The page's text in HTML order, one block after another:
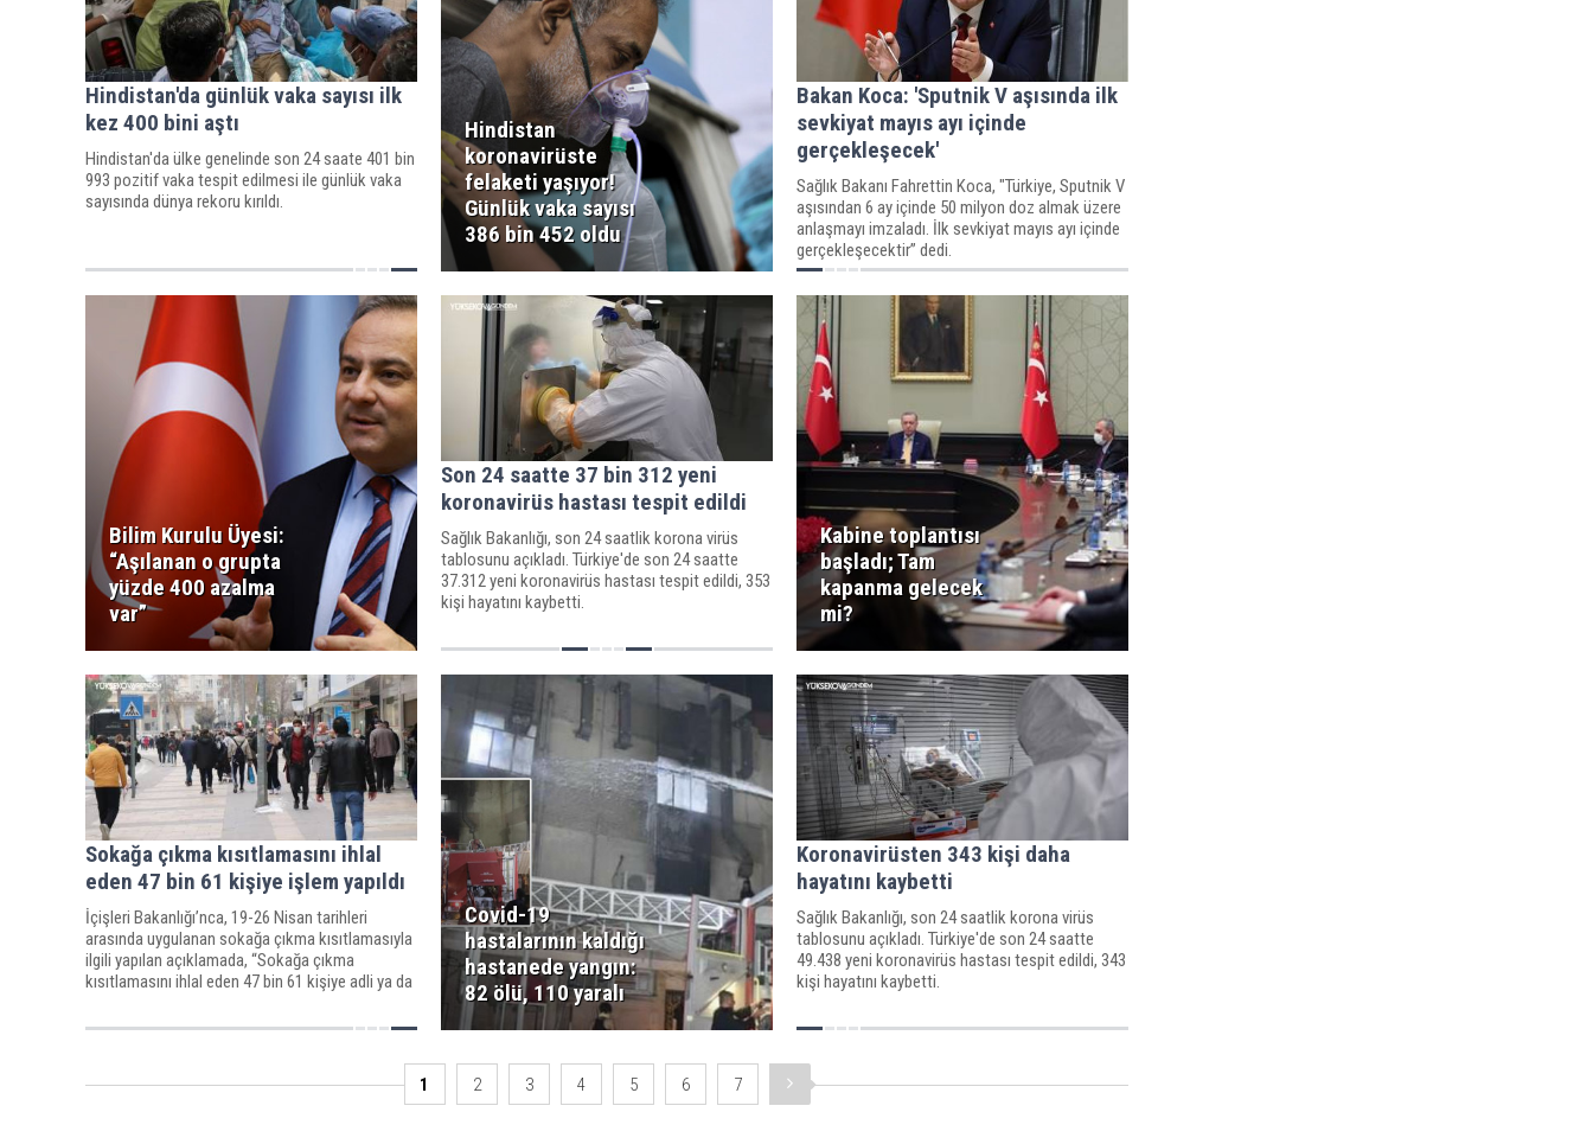
Hindistan'da günlük vaka sayısı ilk
kez 400 bini aştı
Hindistan'da ülke genelinde son 24 saate 401 bin
993 pozitif vaka tespit edilmesi ile günlük vaka
sayısında dünya rekoru kırıldı.
Hindistan
koronavirüste
felaketi yaşıyor!
Günlük vaka sayısı
386 bin 452 oldu
Bakan Koca: 'Sputnik V aşısında ilk
sevkiyat mayıs ayı içinde
gerçekleşecek'
Sağlık Bakanı Fahrettin Koca, "Türkiye, Sputnik V
aşısından 6 ay içinde 50 milyon doz almak üzere
anlaşmayı imzaladı. İlk sevkiyat mayıs ayı içinde
gerçekleşecektir” dedi.
Bilim Kurulu Üyesi:
“Aşılanan o grupta
yüzde 400 azalma
var”
Son 24 saatte 37 bin 312 yeni
koronavirüs hastası tespit edildi
Sağlık Bakanlığı, son 24 saatlik korona virüs
tablosunu açıkladı. Türkiye'de son 24 saatte
37.312 yeni koronavirüs hastası tespit edildi, 353
kişi hayatını kaybetti.
Kabine toplantısı
başladı; Tam
kapanma gelecek
mi?
Sokağa çıkma kısıtlamasını ihlal
eden 47 bin 61 kişiye işlem yapıldı
İçişleri Bakanlığı’nca, 19-26 Nisan tarihleri
arasında uygulanan sokağa çıkma kısıtlamasıyla
ilgili yapılan açıklamada, “Sokağa çıkma
kısıtlamasını ihlal eden 47 bin 61 kişiye adli ya da
Covid-19
hastalarının kaldığı
hastanede yangın:
82 ölü, 110 yaralı
Koronavirüsten 343 kişi daha
hayatını kaybetti
Sağlık Bakanlığı, son 24 saatlik korona virüs
tablosunu açıkladı. Türkiye'de son 24 saatte
49.438 yeni koronavirüs hastası tespit edildi, 343
kişi hayatını kaybetti.
1 2 3 4 5 6 7